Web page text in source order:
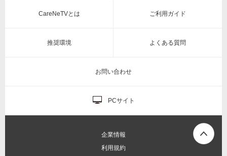
CareNeTVとは ご利用ガイド
推奨環境 よくある質問
お問い合わせ
PCサイト
企業情報
利用規約